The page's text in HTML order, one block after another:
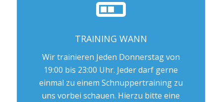
TRAINING WANN
Wir trainieren Jeden Donnerstag von
19:00 bis 23:00 Uhr. Jeder darf gerne
einmal zu einem Schnuppertraining zu
uns vorbei schauen. Hierzu bitte eine